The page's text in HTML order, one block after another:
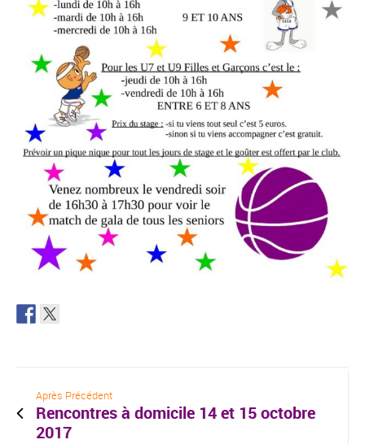
Après Précédent
Rencontres à domicile 14 et 15 octobre
2017